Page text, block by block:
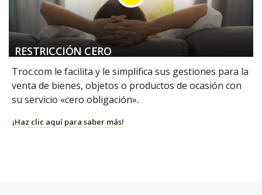
RESTRICCIÓN CERO
Troc.com le facilita y le simplifica sus gestiones para la
venta de bienes, objetos o productos de ocasión con
su servicio «cero obligación».
¡Haz clic aquí para saber más!